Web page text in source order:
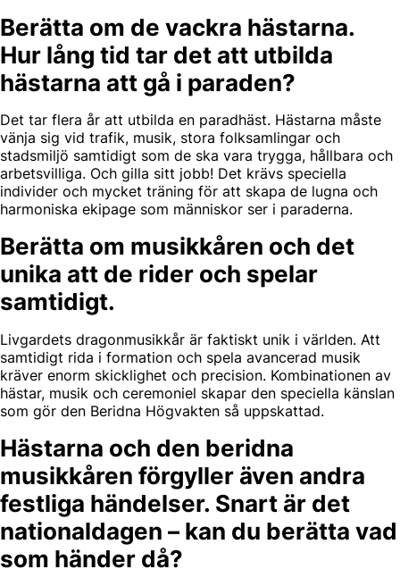
Berätta om de vackra hästarna.
Hur lång tid tar det att utbilda
hästarna att gå i paraden?
Det tar flera år att utbilda en paradhäst. Hästarna måste
vänja sig vid trafik, musik, stora folksamlingar och
stadsmiljö samtidigt som de ska vara trygga, hållbara och
arbetsvilliga. Och gilla sitt jobb! Det krävs speciella
individer och mycket träning för att skapa de lugna och
harmoniska ekipage som människor ser i paraderna.
Berätta om musikkåren och det
unika att de rider och spelar
samtidigt.
Livgardets dragonmusikkår är faktiskt unik i världen. Att
samtidigt rida i formation och spela avancerad musik
kräver enorm skicklighet och precision. Kombinationen av
hästar, musik och ceremoniel skapar den speciella känslan
som gör den Beridna Högvakten så uppskattad.
Hästarna och den beridna
musikkåren förgyller även andra
festliga händelser. Snart är det
nationaldagen – kan du berätta vad
som händer då?